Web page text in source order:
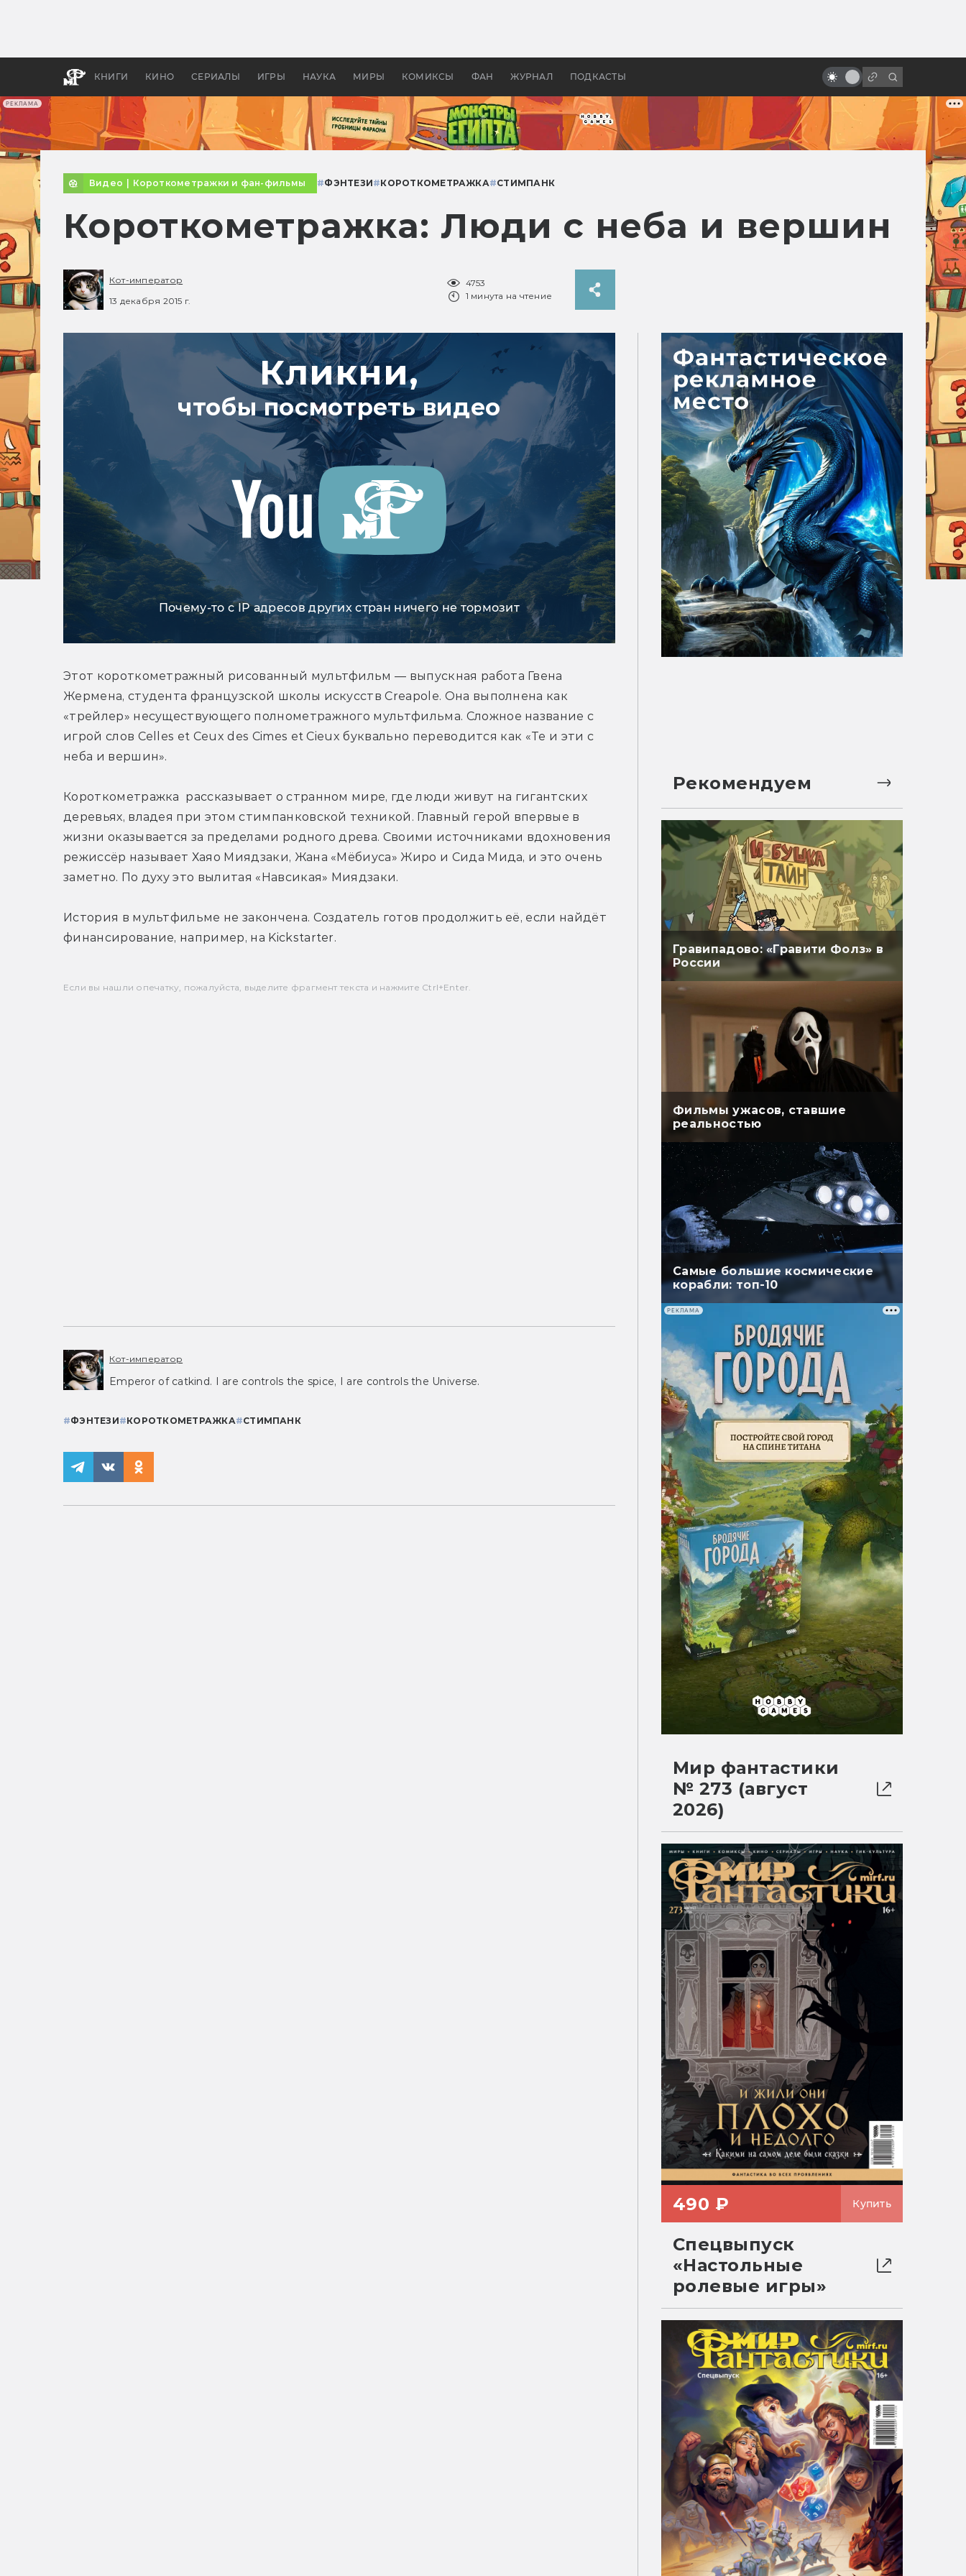
РЕКЛАМА
КНИГИ КИНО СЕРИАЛЫ ИГРЫ НАУКА МИРЫ КОМИКСЫ ФАН ЖУРНАЛ ПОДКАСТЫ
апокалипсис, в России —
бы «Властелина колец»
монстра
Видео Короткометражки и фан-фильмы #ФЭНТЕЗИ#КОРОТКОМЕТРАЖКА#СТИМПАНК
Короткометражка: Люди с неба и вершин
Кот-император
13 декабря 2015 г.
4753
1 минута на чтение
Кликни,
чтобы посмотреть видео
Почему-то с IP адресов других стран ничего не тормозит
Этот короткометражный рисованный мультфильм — выпускная работа Гвена
Жермена, студента французской школы искусств Creapole. Она выполнена как
«трейлер» несуществующего полнометражного мультфильма. Сложное название с
игрой слов Celles et Ceux des Cimes et Cieux буквально переводится как «Те и эти с
неба и вершин».
Короткометражка  рассказывает о странном мире, где люди живут на гигантских
деревьях, владея при этом стимпанковской техникой. Главный герой впервые в
жизни оказывается за пределами родного древа. Своими источниками вдохновения
режиссёр называет Хаяо Миядзаки, Жана «Мёбиуса» Жиро и Сида Мида, и это очень
заметно. По духу это вылитая «Навсикая» Миядзаки.
История в мультфильме не закончена. Создатель готов продолжить её, если найдёт
финансирование, например, на Kickstarter.
Если вы нашли опечатку, пожалуйста, выделите фрагмент текста и нажмите Ctrl+Enter.
Кот-император
Emperor of catkind. I are controls the spice, I are controls the Universe.
#ФЭНТЕЗИ#КОРОТКОМЕТРАЖКА#СТИМПАНК
Рекомендуем
Гравипадово: «Гравити Фолз» в
России
Фильмы ужасов, ставшие
реальностью
Самые большие космические
корабли: топ-10
РЕКЛАМА
Мир фантастики
№ 273 (август
2026)
490 ₽ Купить
Спецвыпуск
«Настольные
ролевые игры»